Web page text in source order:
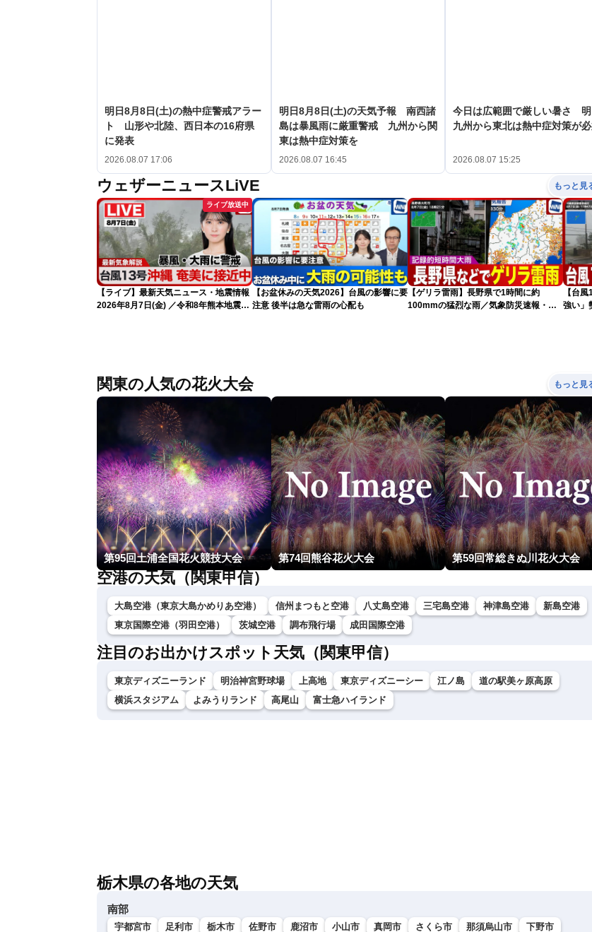
明日8月8日(土)の熱中症警戒アラー
ト 山形や北陸、西日本の16府県
に発表
2026.08.07 17:06
明日8月8日(土)の天気予報 南西諸
島は暴風雨に厳重警戒 九州から関
東は熱中症対策を
2026.08.07 16:45
今日は広範囲で厳しい暑さ 明
九州から東北は熱中症対策が
2026.08.07 15:25
ウェザーニュースLiVE もっと見
ライブ放送中
【ライブ】最新天気ニュース・地震情報
2026年8月7日(金) ／令和8年熊本地震情
【お盆休みの天気2026】台風の影響に要
注意 後半は急な雷雨の心配も
【ゲリラ雷雨】長野県で1時間に約
100mmの猛烈な雨／気象防災速報・記
【台
強い」
（7日
関東の人気の花火大会 もっと見
第95回土浦全国花火競技大会 第74回熊谷花火大会 第59回常総きぬ川花火大会
空港の天気（関東甲信）
大島空港（東京大島かめりあ空港） 信州まつもと空港 八丈島空港 三宅島空港 神津島空港
新島空港
東京国際空港（羽田空港）
茨城空港 調布飛行場 成田国際空港
注目のお出かけスポット天気（関東甲信）
東京ディズニーランド 明治神宮野球場 上高地 東京ディズニーシー 江ノ島
道の駅美ヶ原高原
横浜スタジアム
よみうりランド 高尾山 富士急ハイランド
栃木県の各地の天気
南部
宇都宮市 足利市 栃木市 佐野市 鹿沼市 小山市 真岡市 さくら市 那須烏山市
下野市